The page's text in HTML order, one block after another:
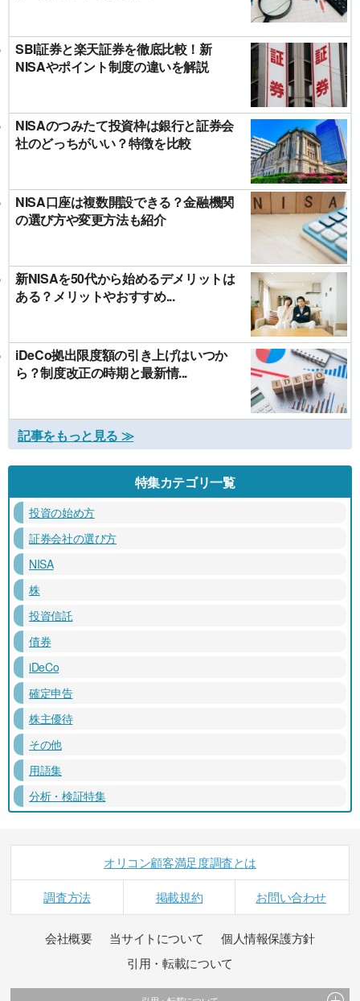
SBI証券と楽天証券を徹底比較！新
NISAやポイント制度の違いを解説
NISAのつみたて投資枠は銀行と証券会
社のどっちがいい？特徴を比較
NISA口座は複数開設できる？金融機関
の選び方や変更方法も紹介
新NISAを50代から始めるデメリットは
ある？メリットやおすすめ...
iDeCo拠出限度額の引き上げはいつか
ら？制度改正の時期と最新情...
記事をもっと見る ≫
特集カテゴリ一覧
投資の始め方
証券会社の選び方
NISA
株
投資信託
債券
iDeCo
確定申告
株主優待
その他
用語集
分析・検証特集
オリコン顧客満足度調査とは
調査方法 掲載規約 お問い合わせ
会社概要 当サイトについて
個人情報保護方針
引用・転載について